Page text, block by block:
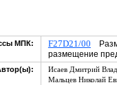
МПК: F27D21/00
размещение
Исаев Дмитрий
Мальцев Николай